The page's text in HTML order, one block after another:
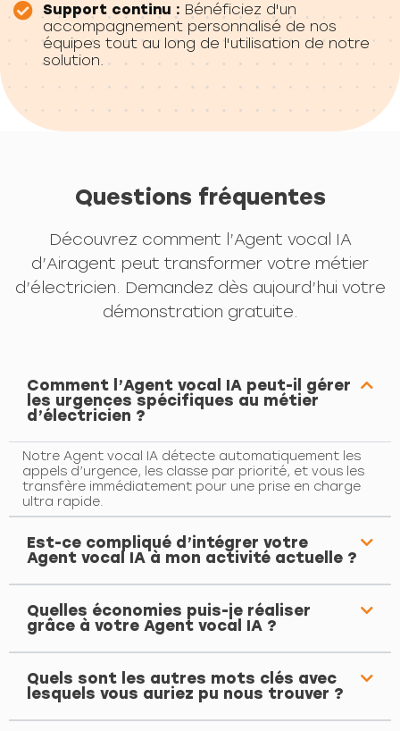
Support continu : Bénéficiez d'un
accompagnement personnalisé de nos
équipes tout au long de l'utilisation de notre
solution.
Questions fréquentes
Découvrez comment l’Agent vocal IA
d’Airagent peut transformer votre métier
d’électricien. Demandez dès aujourd’hui votre
démonstration gratuite.
Comment l’Agent vocal IA peut-il gérer
les urgences spécifiques au métier
d’électricien ?
Notre Agent vocal IA détecte automatiquement les
appels d’urgence, les classe par priorité, et vous les
transfère immédiatement pour une prise en charge
ultra rapide.
Est-ce compliqué d’intégrer votre
Agent vocal IA à mon activité actuelle ?
Quelles économies puis-je réaliser
grâce à votre Agent vocal IA ?
Quels sont les autres mots clés avec
lesquels vous auriez pu nous trouver ?